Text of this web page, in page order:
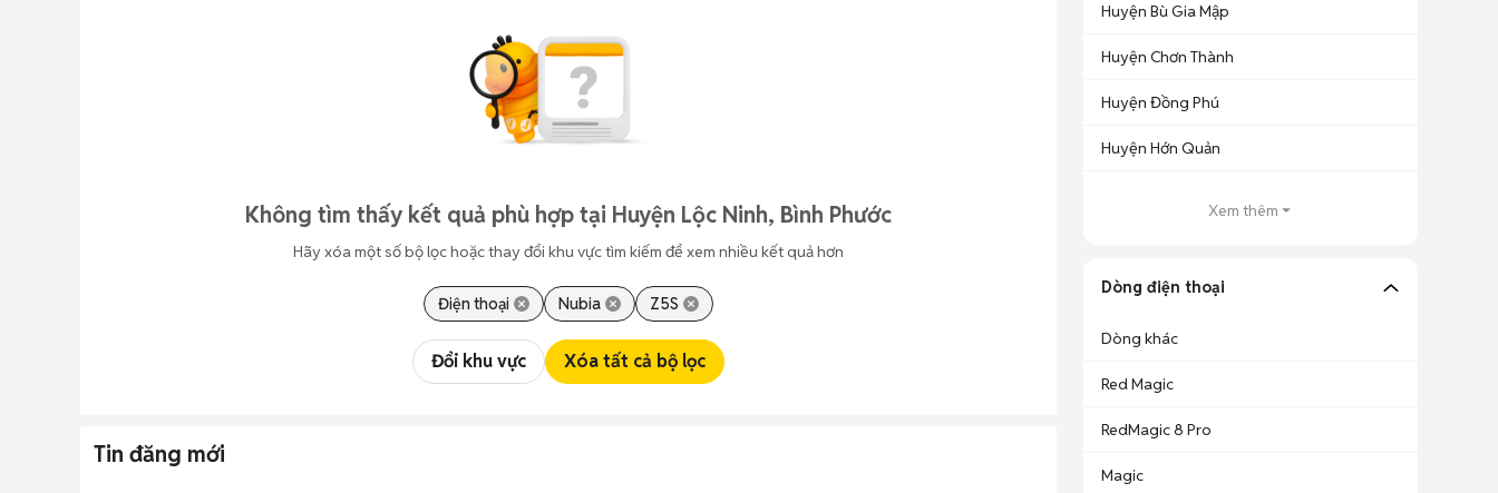
Không tìm thấy kết quả phù hợp tại Huyện Lộc Ninh, Bình Phước
Hãy xóa một số bộ lọc hoặc thay đổi khu vực tìm kiếm để xem nhiều kết quả hơn
Điện thoại Nubia Z5S
Đổi khu vực Xóa tất cả bộ lọc
Tin đăng mới
Huyện Bù Gia Mập
Huyện Chơn Thành
Huyện Đồng Phú
Huyện Hớn Quản
Xem thêm
Dòng điện thoại
Dòng khác
Red Magic
RedMagic 8 Pro
Magic